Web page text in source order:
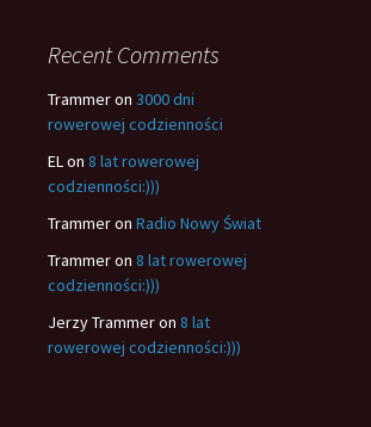
Recent Comments
Trammeron 3000 dni
rowerowej codzienności
ELon 8 lat rowerowej
codzienności:)))
Trammeron Radio Nowy Świat
Trammeron 8 lat rowerowej
codzienności:)))
Jerzy Trammeron 8 lat
rowerowej codzienności:)))